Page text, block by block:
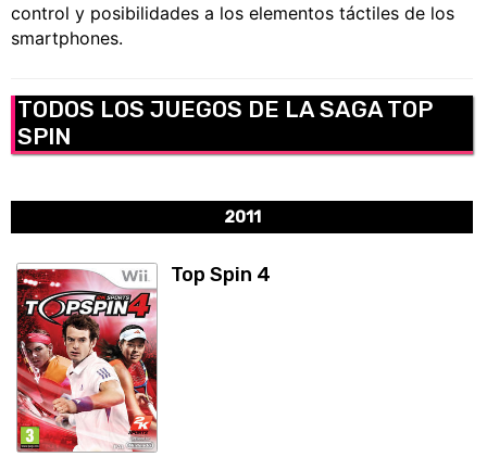
control y posibilidades a los elementos táctiles de los
smartphones.
TODOS LOS JUEGOS DE LA SAGA TOP
SPIN
2011
Top Spin 4